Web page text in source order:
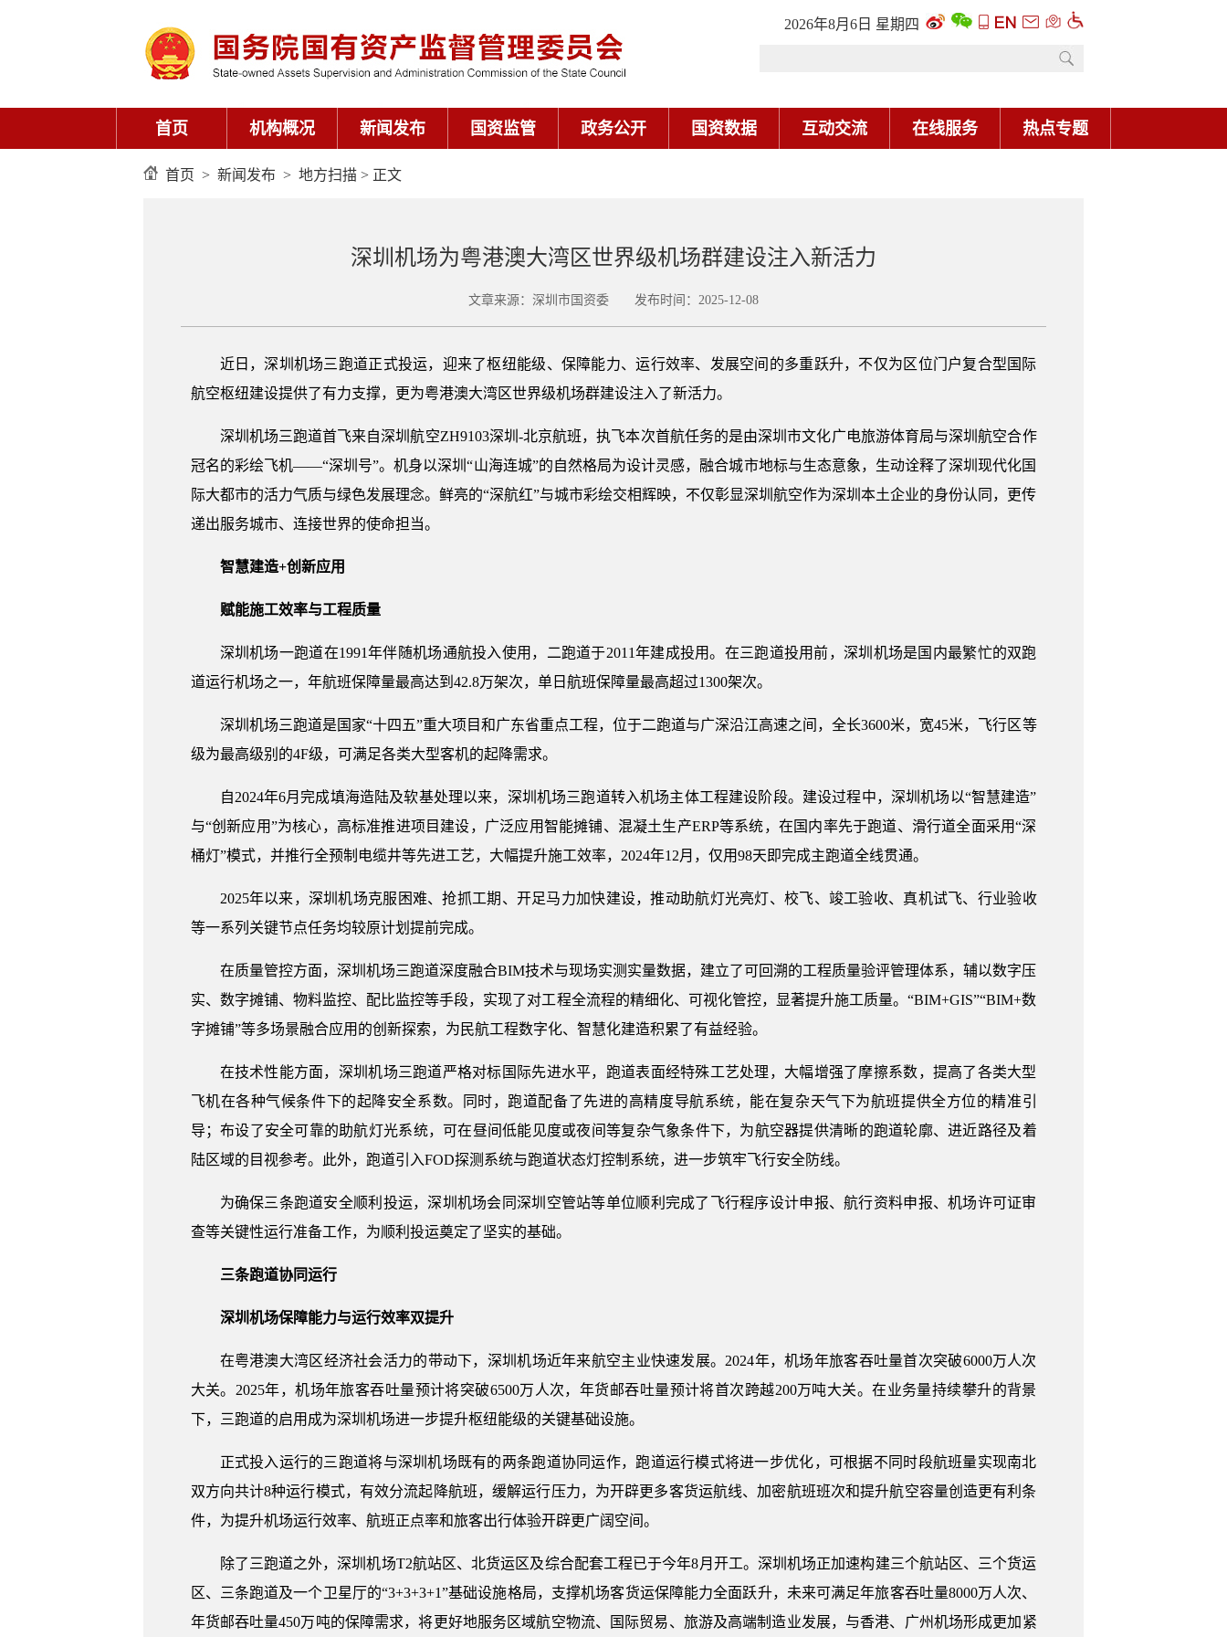
2026年8月6日 星期四
首页 机构概况 新闻发布 国资监管 政务公开 国资数据 互动交流 在线服务 热点专题
首页 > 新闻发布 > 地方扫描 > 正文
深圳机场为粤港澳大湾区世界级机场群建设注入新活力
文章来源：深圳市国资委 发布时间：2025-12-08
近日，深圳机场三跑道正式投运，迎来了枢纽能级、保障能力、运行效率、发展空间的多重跃升，不仅为区位门户复合型国际
航空枢纽建设提供了有力支撑，更为粤港澳大湾区世界级机场群建设注入了新活力。
深圳机场三跑道首飞来自深圳航空ZH9103深圳-北京航班，执飞本次首航任务的是由深圳市文化广电旅游体育局与深圳航空合作
冠名的彩绘飞机——“深圳号”。机身以深圳“山海连城”的自然格局为设计灵感，融合城市地标与生态意象，生动诠释了深圳现代化国
际大都市的活力气质与绿色发展理念。鲜亮的“深航红”与城市彩绘交相辉映，不仅彰显深圳航空作为深圳本土企业的身份认同，更传
递出服务城市、连接世界的使命担当。
智慧建造+创新应用
赋能施工效率与工程质量
深圳机场一跑道在1991年伴随机场通航投入使用，二跑道于2011年建成投用。在三跑道投用前，深圳机场是国内最繁忙的双跑
道运行机场之一，年航班保障量最高达到42.8万架次，单日航班保障量最高超过1300架次。
深圳机场三跑道是国家“十四五”重大项目和广东省重点工程，位于二跑道与广深沿江高速之间，全长3600米，宽45米，飞行区等
级为最高级别的4F级，可满足各类大型客机的起降需求。
自2024年6月完成填海造陆及软基处理以来，深圳机场三跑道转入机场主体工程建设阶段。建设过程中，深圳机场以“智慧建造”
与“创新应用”为核心，高标准推进项目建设，广泛应用智能摊铺、混凝土生产ERP等系统，在国内率先于跑道、滑行道全面采用“深
桶灯”模式，并推行全预制电缆井等先进工艺，大幅提升施工效率，2024年12月，仅用98天即完成主跑道全线贯通。
2025年以来，深圳机场克服困难、抢抓工期、开足马力加快建设，推动助航灯光亮灯、校飞、竣工验收、真机试飞、行业验收
等一系列关键节点任务均较原计划提前完成。
在质量管控方面，深圳机场三跑道深度融合BIM技术与现场实测实量数据，建立了可回溯的工程质量验评管理体系，辅以数字压
实、数字摊铺、物料监控、配比监控等手段，实现了对工程全流程的精细化、可视化管控，显著提升施工质量。“BIM+GIS”“BIM+数
字摊铺”等多场景融合应用的创新探索，为民航工程数字化、智慧化建造积累了有益经验。
在技术性能方面，深圳机场三跑道严格对标国际先进水平，跑道表面经特殊工艺处理，大幅增强了摩擦系数，提高了各类大型
飞机在各种气候条件下的起降安全系数。同时，跑道配备了先进的高精度导航系统，能在复杂天气下为航班提供全方位的精准引
导；布设了安全可靠的助航灯光系统，可在昼间低能见度或夜间等复杂气象条件下，为航空器提供清晰的跑道轮廓、进近路径及着
陆区域的目视参考。此外，跑道引入FOD探测系统与跑道状态灯控制系统，进一步筑牢飞行安全防线。
为确保三条跑道安全顺利投运，深圳机场会同深圳空管站等单位顺利完成了飞行程序设计申报、航行资料申报、机场许可证审
查等关键性运行准备工作，为顺利投运奠定了坚实的基础。
三条跑道协同运行
深圳机场保障能力与运行效率双提升
在粤港澳大湾区经济社会活力的带动下，深圳机场近年来航空主业快速发展。2024年，机场年旅客吞吐量首次突破6000万人次
大关。2025年，机场年旅客吞吐量预计将突破6500万人次，年货邮吞吐量预计将首次跨越200万吨大关。在业务量持续攀升的背景
下，三跑道的启用成为深圳机场进一步提升枢纽能级的关键基础设施。
正式投入运行的三跑道将与深圳机场既有的两条跑道协同运作，跑道运行模式将进一步优化，可根据不同时段航班量实现南北
双方向共计8种运行模式，有效分流起降航班，缓解运行压力，为开辟更多客货运航线、加密航班班次和提升航空容量创造更有利条
件，为提升机场运行效率、航班正点率和旅客出行体验开辟更广阔空间。
除了三跑道之外，深圳机场T2航站区、北货运区及综合配套工程已于今年8月开工。深圳机场正加速构建三个航站区、三个货运
区、三条跑道及一个卫星厅的“3+3+3+1”基础设施格局，支撑机场客货运保障能力全面跃升，未来可满足年旅客吞吐量8000万人次、
年货邮吞吐量450万吨的保障需求，将更好地服务区域航空物流、国际贸易、旅游及高端制造业发展，与香港、广州机场形成更加紧